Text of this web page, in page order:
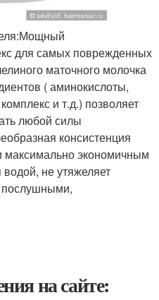
для самых поврежденных
маточного молочка
( аминокислоты,
и т.д.) позволяет
любой силы
консистенция
максимально экономичным
не утяжеляет
послушными,
на сайте: